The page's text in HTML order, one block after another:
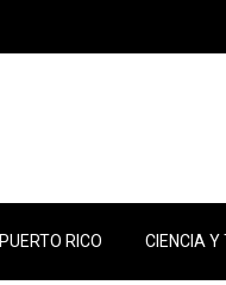
PUERTO RICO CIENCIA Y